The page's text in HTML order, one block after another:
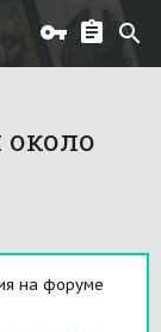
на форуме